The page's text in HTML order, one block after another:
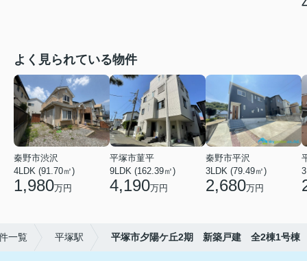
よく見られている物件
秦野市渋沢
4LDK (91.70㎡)
1,980万円
平塚市菫平
9LDK (162.39㎡)
4,190万円
秦野市平沢
3LDK (79.49㎡)
2,680万円
一覧 平塚駅 平塚市夕陽ケ丘2期 新築戸建 全2棟1号棟